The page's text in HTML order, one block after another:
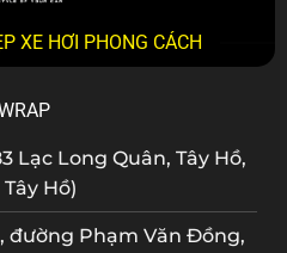
XE HƠI PHONG CÁCH
Lạc Long Quân, Tây Hồ,
Hồ)
đường Phạm Văn Đồng,